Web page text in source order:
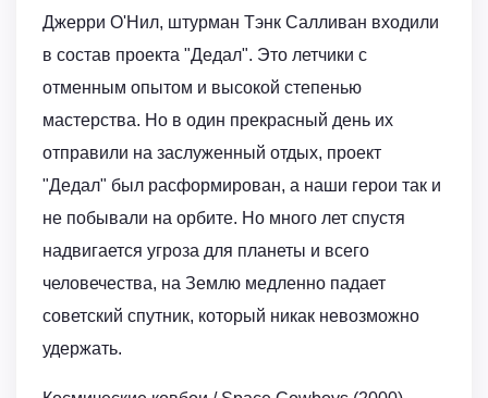
Джерри О'Нил, штурман Тэнк Салливан входили
в состав проекта "Дедал". Это летчики с
отменным опытом и высокой степенью
мастерства. Но в один прекрасный день их
отправили на заслуженный отдых, проект
"Дедал" был расформирован, а наши герои так и
не побывали на орбите. Но много лет спустя
надвигается угроза для планеты и всего
человечества, на Землю медленно падает
советский спутник, который никак невозможно
удержать.